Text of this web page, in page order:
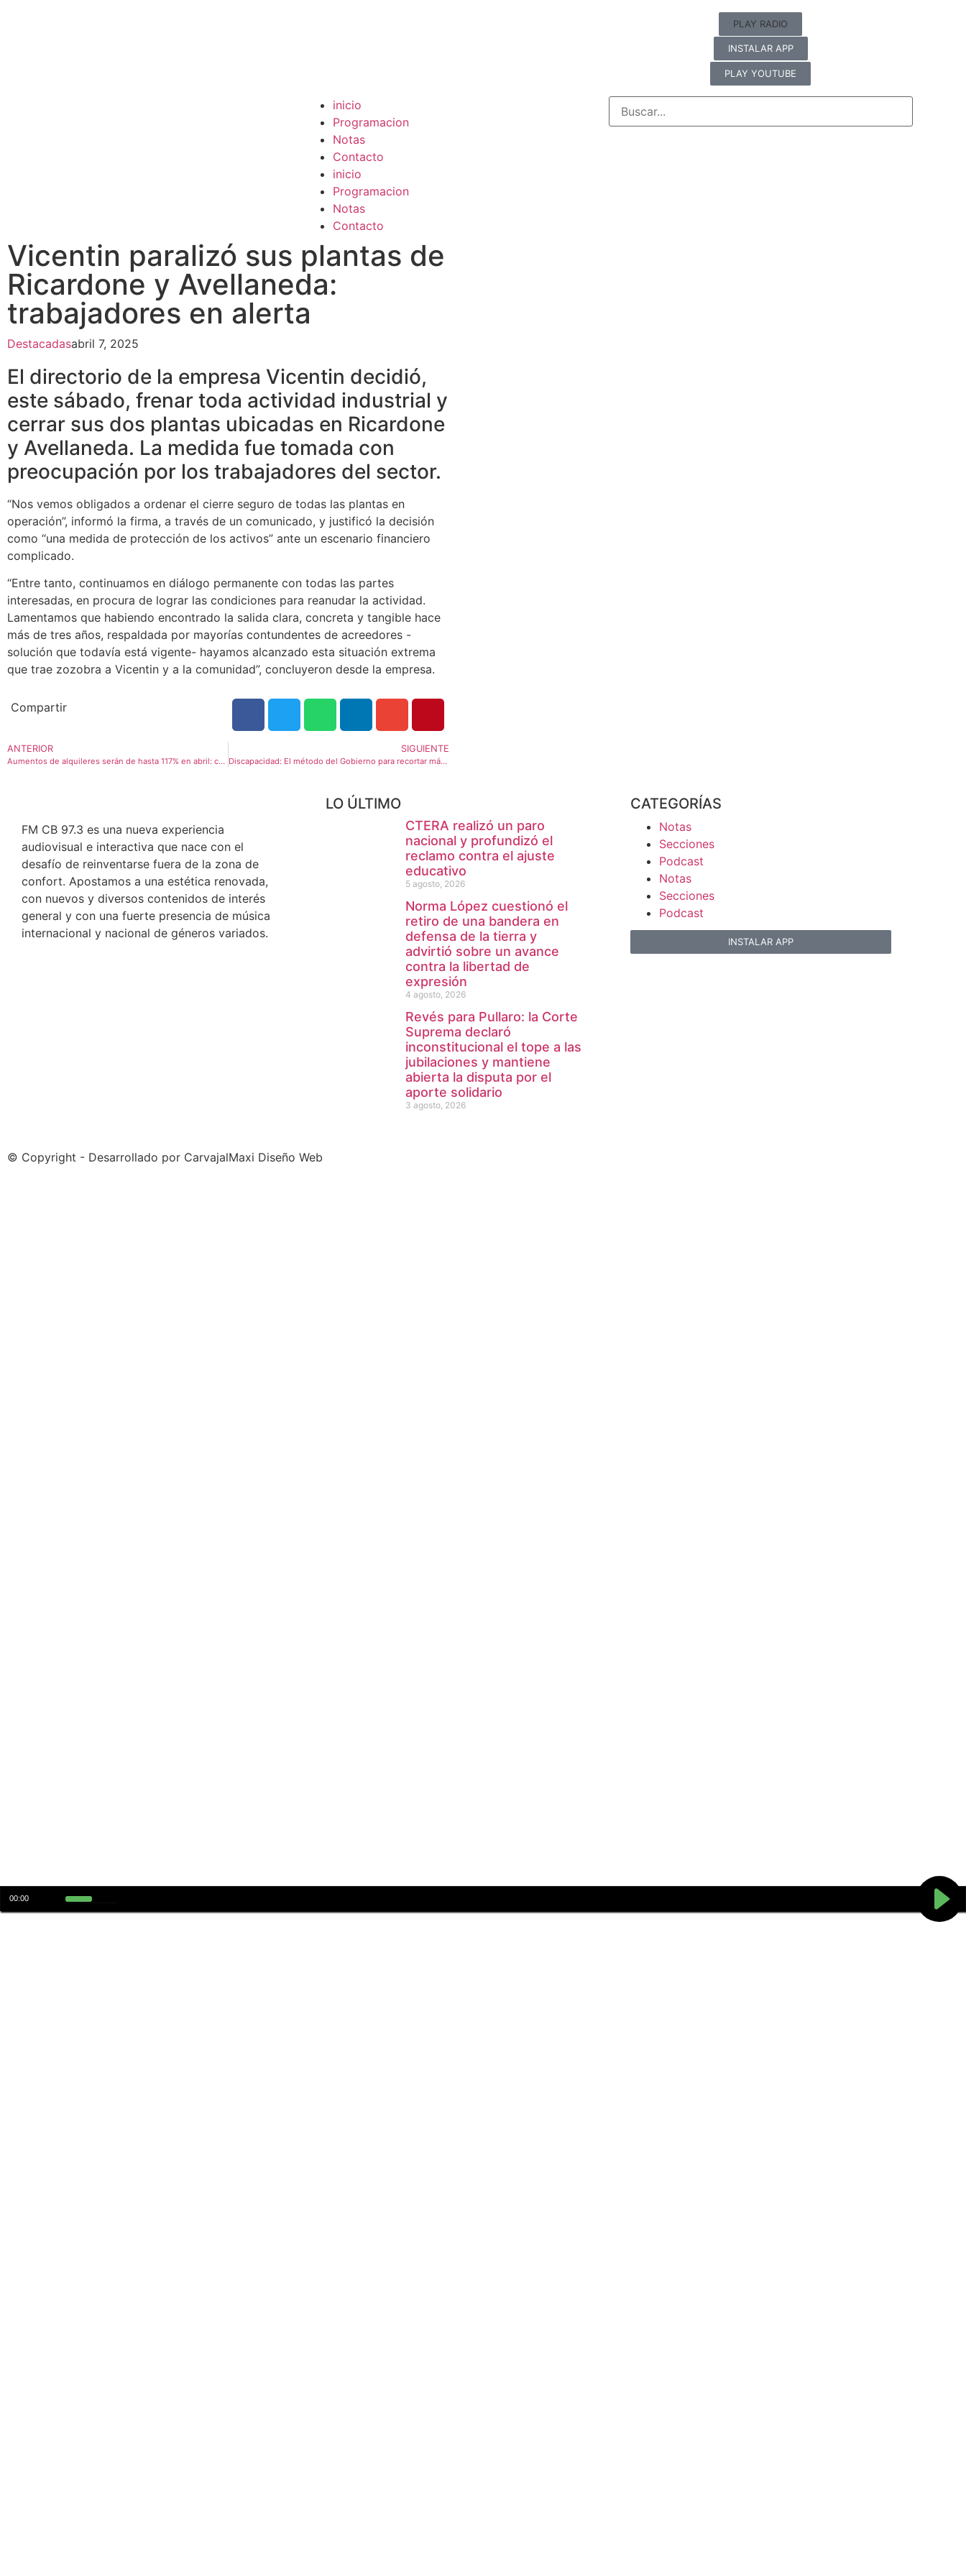
PLAY RADIO
INSTALAR APP
PLAY YOUTUBE
inicio
Programacion
Notas
Contacto
inicio
Programacion
Notas
Contacto
Vicentin paralizó sus plantas de
Ricardone y Avellaneda:
trabajadores en alerta
Destacadasabril 7, 2025
El directorio de la empresa Vicentin decidió,
este sábado, frenar toda actividad industrial y
cerrar sus dos plantas ubicadas en Ricardone
y Avellaneda. La medida fue tomada con
preocupación por los trabajadores del sector.
“Nos vemos obligados a ordenar el cierre seguro de todas las plantas en
operación”, informó la firma, a través de un comunicado, y justificó la decisión
como “una medida de protección de los activos” ante un escenario financiero
complicado.
“Entre tanto, continuamos en diálogo permanente con todas las partes
interesadas, en procura de lograr las condiciones para reanudar la actividad.
Lamentamos que habiendo encontrado la salida clara, concreta y tangible hace
más de tres años, respaldada por mayorías contundentes de acreedores -
solución que todavía está vigente- hayamos alcanzado esta situación extrema
que trae zozobra a Vicentin y a la comunidad”, concluyeron desde la empresa.
Compartir
ANTERIOR
Aumentos de alquileres serán de hasta 117% en abril: cuál será el ajuste para cada tipo de contrato
SIGUIENTE
Discapacidad: El método del Gobierno para recortar más de 200 mil pensiones
FM CB 97.3 es una nueva experiencia
audiovisual e interactiva que nace con el
desafío de reinventarse fuera de la zona de
confort. Apostamos a una estética renovada,
con nuevos y diversos contenidos de interés
general y con una fuerte presencia de música
internacional y nacional de géneros variados.
LO ÚLTIMO
CTERA realizó un paro
nacional y profundizó el
reclamo contra el ajuste
educativo
5 agosto, 2026
Norma López cuestionó el
retiro de una bandera en
defensa de la tierra y
advirtió sobre un avance
contra la libertad de
expresión
4 agosto, 2026
Revés para Pullaro: la Corte
Suprema declaró
inconstitucional el tope a las
jubilaciones y mantiene
abierta la disputa por el
aporte solidario
3 agosto, 2026
CATEGORÍAS
Notas
Secciones
Podcast
Notas
Secciones
Podcast
INSTALAR APP
© Copyright - Desarrollado por CarvajalMaxi Diseño Web